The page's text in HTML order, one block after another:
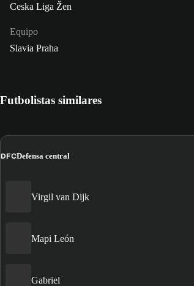
Ceska Liga Žen
Equipo
Slavia Praha
Futbolistas similares
DFCDefensa central
Virgil van Dijk
Mapi León
Gabriel